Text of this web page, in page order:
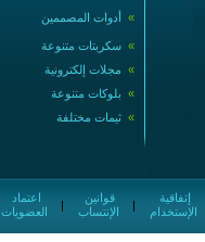
» أدوات المصممين
» سكربتات متنوعة
» مجلات إلكترونية
» بلوكات متنوعة
» ثيمات مختلفة
العضويات
|
الإنتساب
|
الإستخدام